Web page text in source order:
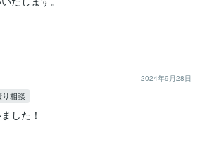
2024年9月28日
り相談
した！